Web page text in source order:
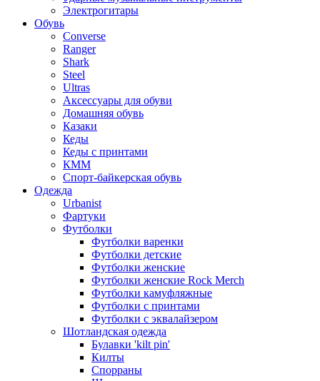
Электрогитары
Обувь
Converse
Ranger
Shark
Steel
Ultras
Аксессуары для обуви
Домашняя обувь
Казаки
Кеды
Кеды с принтами
КММ
Спорт-байкерская обувь
Одежда
Urbanist
Фартуки
Футболки
Футболки варенки
Футболки детские
Футболки женские
Футболки женские Rock Merch
Футболки камуфляжные
Футболки с принтами
Футболки с эквалайзером
Шотландская одежда
Булавки 'kilt pin'
Килты
Спорраны